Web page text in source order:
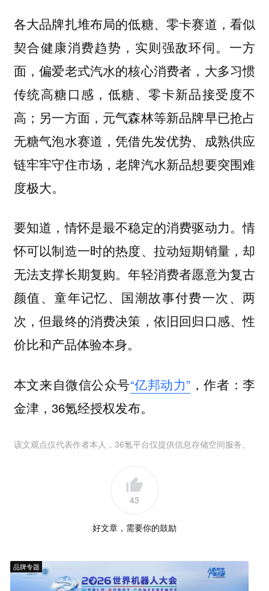
各大品牌扎堆布局的低糖、零卡赛道，看似
契合健康消费趋势，实则强敌环伺。一方
面，偏爱老式汽水的核心消费者，大多习惯
传统高糖口感，低糖、零卡新品接受度不
高；另一方面，元气森林等新品牌早已抢占
无糖气泡水赛道，凭借先发优势、成熟供应
链牢牢守住市场，老牌汽水新品想要突围难
度极大。
要知道，情怀是最不稳定的消费驱动力。情
怀可以制造一时的热度、拉动短期销量，却
无法支撑长期复购。年轻消费者愿意为复古
颜值、童年记忆、国潮故事付费一次、两
次，但最终的消费决策，依旧回归口感、性
价比和产品体验本身。
本文来自微信公众号“亿邦动力” ，作者：李
金津，36氪经授权发布。
该文观点仅代表作者本人，36氪平台仅提供信息存储空间服务。
43
好文章，需要你的鼓励
品牌专题